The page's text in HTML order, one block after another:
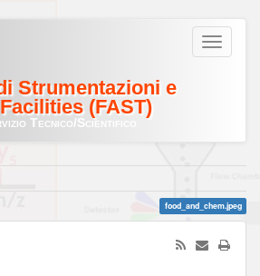
Strumentazioni e
(FAST)
Tecnico/Scientifico
food_and_chem.jpeg